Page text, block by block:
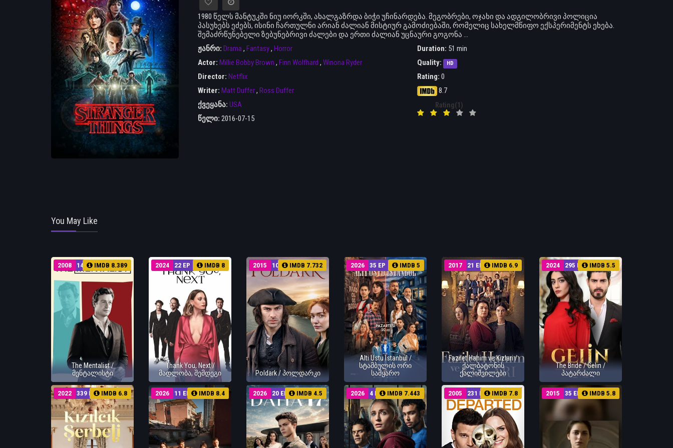
1980 წელს მანტუკში ნიუ იორკში, ახალგაზრდა ბიჭი უჩინარდება. მეგობრები, ოჯახი და ადგილობრივი პოლიცია
პასუხებს ეძებს, ისინი ჩართულნი არიან ძალიან მისტიურ გამოძიებაში, რომელიც სახელმწიფო ექსპერიმენტს ეხება.
შემაძრწუნებელი ზებუნებრივი ძალები და ერთი ძალიან უცნაური გოგონა ...
ჟანრი: Drama, Fantasy, Horror
Actor: Millie Bobby Brown , Finn Wolfhard , Winona Ryder
Director: Netflix
Writer: Matt Duffer, Ross Duffer
ქვეყანა: USA
წელი: 2016-07-15
Duration: 51 min
Quality:
HD
Rating: 0
8.7
Rating(1)
You May Like
149 EP
2008 IMDB 8.389
The Mentalist /
მენტალისტი
22 EP
2024 IMDB 8
Thank You, Next /
მადლობა, შემდეგი
10 EP
2015 IMDB 7.732
Poldark / პოლდარკი
35 EP
2026 IMDB 5
Alti Ustu Istanbul /
სტამბულის ორი
სამყარო
21 EP
2017 IMDB 6.9
Fazilet Hanim ve Kizlari /
ქალბატონის
ქალიშვილები
295 EP
2024 IMDB 5.5
The Bride / Gelin /
პატარძალი
339 EP
2022 IMDB 6.8 11 EP
2026 IMDB 8.4 20 EP
2026 IMDB 4.5 4 EP
2026 IMDB 7.443 231 EP
2005 IMDB 7.8 35 EP
2015 IMDB 5.8